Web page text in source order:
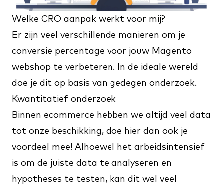
Welke CRO aanpak werkt voor mij?
Er zijn veel verschillende manieren om je
conversie percentage voor jouw Magento
webshop te verbeteren. In de ideale wereld
doe je dit op basis van gedegen onderzoek.
Kwantitatief onderzoek
Binnen ecommerce hebben we altijd veel data
tot onze beschikking, doe hier dan ook je
voordeel mee! Alhoewel het arbeidsintensief
is om de juiste data te analyseren en
hypotheses te testen, kan dit wel veel